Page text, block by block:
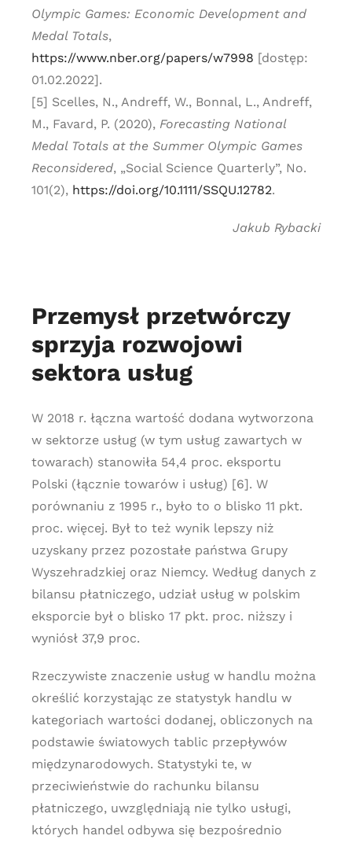
Olympic Games: Economic Development and
Medal Totals,
https://www.nber.org/papers/w7998 [dostęp:
01.02.2022].
[5] Scelles, N., Andreff, W., Bonnal, L., Andreff,
M., Favard, P. (2020), Forecasting National
Medal Totals at the Summer Olympic Games
Reconsidered, „Social Science Quarterly”, No.
101(2), https://doi.org/10.1111/SSQU.12782.
Jakub Rybacki
Przemysł przetwórczy
sprzyja rozwojowi
sektora usług
W 2018 r. łączna wartość dodana wytworzona
w sektorze usług (w tym usług zawartych w
towarach) stanowiła 54,4 proc. eksportu
Polski (łącznie towarów i usług) [6]. W
porównaniu z 1995 r., było to o blisko 11 pkt.
proc. więcej. Był to też wynik lepszy niż
uzyskany przez pozostałe państwa Grupy
Wyszehradzkiej oraz Niemcy. Według danych z
bilansu płatniczego, udział usług w polskim
eksporcie był o blisko 17 pkt. proc. niższy i
wyniósł 37,9 proc.
Rzeczywiste znaczenie usług w handlu można
określić korzystając ze statystyk handlu w
kategoriach wartości dodanej, obliczonych na
podstawie światowych tablic przepływów
międzynarodowych. Statystyki te, w
przeciwieństwie do rachunku bilansu
płatniczego, uwzględniają nie tylko usługi,
których handel odbywa się bezpośrednio